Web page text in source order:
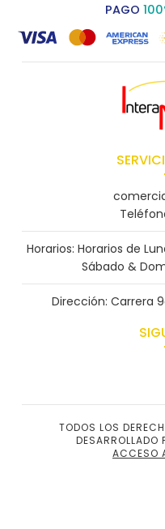
PAGO
Horarios: Horarios de
Sábado &
Dirección: Carrera
TODOS LOS
DESARROLLADO
ACCESO